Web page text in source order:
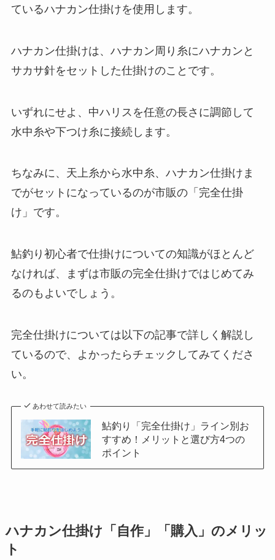
ているハナカン仕掛けを使用します。
ハナカン仕掛けは、ハナカン周り糸にハナカンと
サカサ針をセットした仕掛けのことです。
いずれにせよ、中ハリスを任意の長さに調節して
水中糸や下つけ糸に接続します。
ちなみに、天上糸から水中糸、ハナカン仕掛けま
でがセットになっているのが市販の「完全仕掛
け」です。
鮎釣り初心者で仕掛けについての知識がほとんど
なければ、まずは市販の完全仕掛けではじめてみ
るのもよいでしょう。
完全仕掛けについては以下の記事で詳しく解説し
ているので、よかったらチェックしてみてくださ
い。
あわせて読みたい
鮎釣り「完全仕掛け」ライン別お
すすめ！メリットと選び方4つの
ポイント
ハナカン仕掛け「自作」「購入」のメリッ
ト